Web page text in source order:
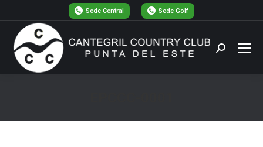
Sede Central Sede Golf
Buscar: